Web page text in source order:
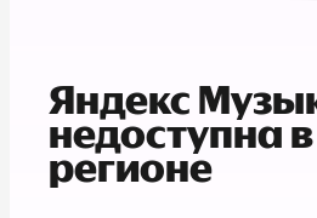
Яндекс
недоступна
регионе